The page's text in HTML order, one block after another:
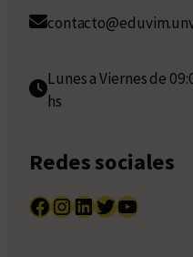
Lunes a Viernes de
hs
Redes sociales
Facebook InstagramLinkedIn Twitter YouTube